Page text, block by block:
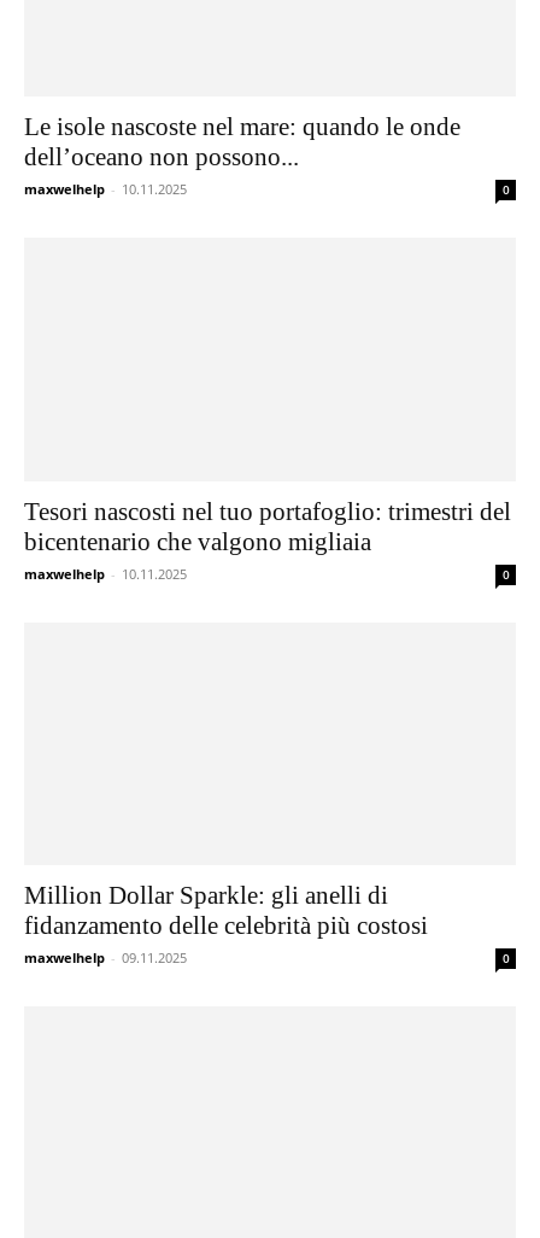
Le isole nascoste nel mare: quando le onde
dell’oceano non possono...
maxwelhelp - 10.11.2025 0
Tesori nascosti nel tuo portafoglio: trimestri del
bicentenario che valgono migliaia
maxwelhelp - 10.11.2025 0
Million Dollar Sparkle: gli anelli di
fidanzamento delle celebrità più costosi
maxwelhelp - 09.11.2025 0